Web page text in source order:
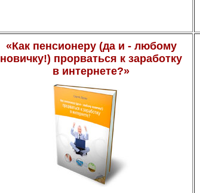
«Как пенсионеру (да и - любому
новичку!) прорваться к заработку
в интернете?»